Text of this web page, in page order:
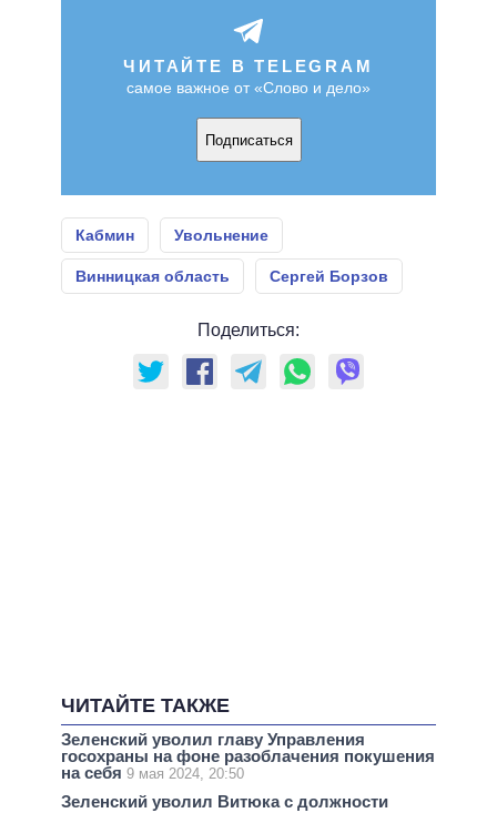
ЧИТАЙТЕ В TELEGRAM
самое важное от «Слово и дело»
Подписаться
Кабмин Увольнение
Винницкая область Сергей Борзов
Поделиться:
ЧИТАЙТЕ ТАКЖЕ
Зеленский уволил главу Управления
госохраны на фоне разоблачения покушения
на себя 9 мая 2024, 20:50
Зеленский уволил Витюка с должности